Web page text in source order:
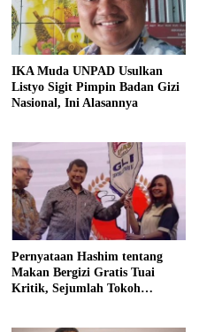
IKA Muda UNPAD Usulkan
Listyo Sigit Pimpin Badan Gizi
Nasional, Ini Alasannya
Pernyataan Hashim tentang
Makan Bergizi Gratis Tuai
Kritik, Sejumlah Tokoh